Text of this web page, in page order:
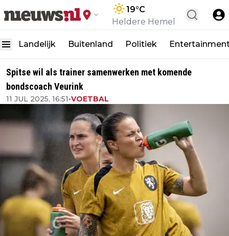
19°C
Heldere Hemel
Landelijk Buitenland Politiek
Spitse wil als trainer samenwerken met komende
bondscoach Veurink
11 JUL 2025, 16:51•VOETBAL